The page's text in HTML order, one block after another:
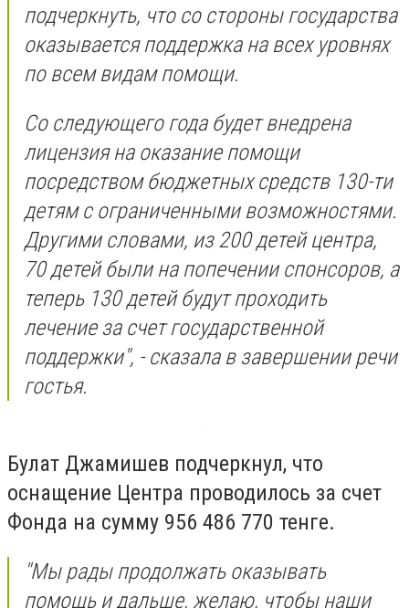
подчеркнуть, что со стороны государства
оказывается поддержка на всех уровнях
по всем видам помощи.
Со следующего года будет внедрена
лицензия на оказание помощи
посредством бюджетных средств 130-ти
детям с ограниченными возможностями.
Другими словами, из 200 детей центра,
70 детей были на попечении спонсоров, а
теперь 130 детей будут проходить
лечение за счет государственной
поддержки", - сказала в завершении речи
гостья.
Булат Джамишев подчеркнул, что
оснащение Центра проводилось за счет
Фонда на сумму 956 486 770 тенге.
"Мы рады продолжать оказывать
помощь и дальше, желаю, чтобы наши